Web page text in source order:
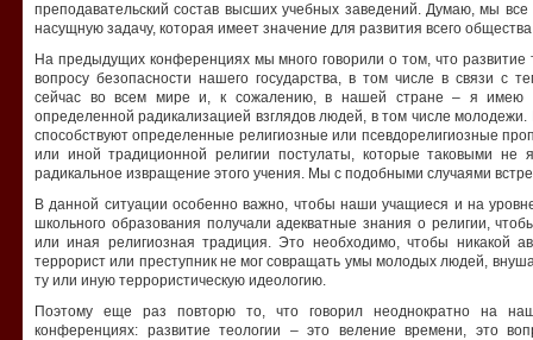
преподавательский состав высших учебных заведений. Думаю, мы
насущную задачу, которая имеет значение для развития всего
На предыдущих конференциях мы много говорили о том, что
вопросу безопасности нашего государства, в том числе в связи с
сейчас во всем мире и, к сожалению, в нашей стране – я имею
определенной радикализацией взглядов людей, в том числе
способствуют определенные религиозные или псевдорелигиозные
или иной традиционной религии постулаты, которые таковыми не
радикальное извращение этого учения. Мы с подобными случаями
В данной ситуации особенно важно, чтобы наши учащиеся и на
школьного образования получали адекватные знания о религии,
или иная религиозная традиция. Это необходимо, чтобы никакой
террорист или преступник не мог совращать умы молодых людей,
ту или иную террористическую идеологию.
Поэтому еще раз повторю то, что говорил неоднократно на
конференциях: развитие теологии – это веление времени, это